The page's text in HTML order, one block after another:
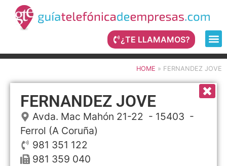
¿TE LLAMAMOS?
HOME » FERNANDEZ JOVE
FERNANDEZ JOVE
Avda. Mac Mahón 21-22 - 15403 -
Ferrol (A Coruña)
981 351 122
981 359 040